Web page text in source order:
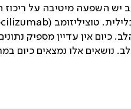
יש השפעה מיטיבה על ריכוז
טוציליזומב (
אין עדיין מספיק
נושאים אלו נמצאים כיום